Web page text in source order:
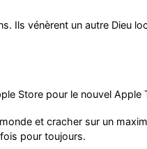
Ils vénèrent un autre Dieu
Store pour le nouvel Apple
et cracher sur un
pour toujours.